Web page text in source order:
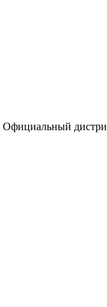
Официальный